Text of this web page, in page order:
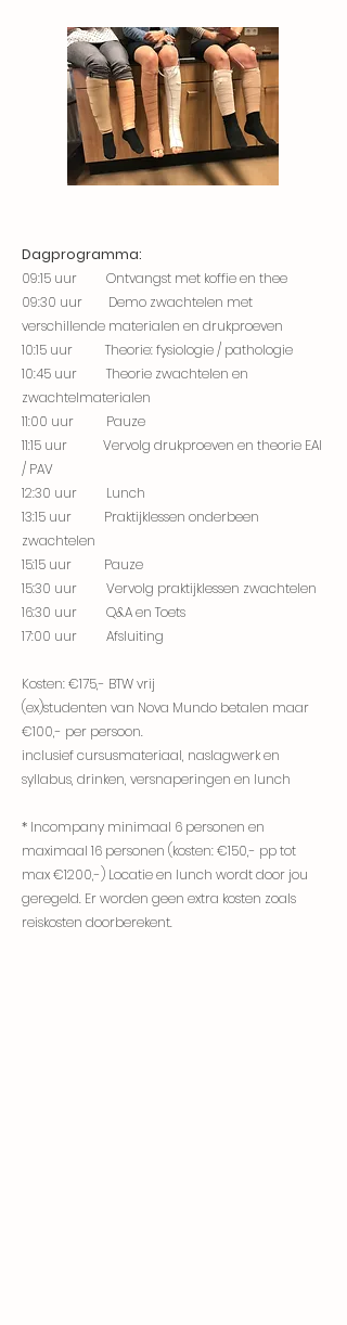
Dagprogramma:
09:15 uur Ontvangst met koffie en thee
09:30 uur Demo zwachtelen met
verschillende materialen en drukproeven
10:15 uur Theorie: fysiologie / pathologie
10:45 uur Theorie zwachtelen en
zwachtelmaterialen
11:00 uur Pauze
11:15 uur Vervolg drukproeven en theorie EAI
/ PAV
12:30 uur Lunch
13:15 uur Praktijklessen onderbeen
zwachtelen
15:15 uur Pauze
15:30 uur Vervolg praktijklessen zwachtelen
16:30 uur Q&A en Toets
17:00 uur Afsluiting
Kosten: €175,- BTW vrij
(ex)studenten van Nova Mundo betalen maar
€100,- per persoon.
inclusief cursusmateriaal, naslagwerk en
syllabus, drinken, versnaperingen en lunch
* Incompany minimaal 6 personen en
maximaal 16 personen (kosten: €150,- pp tot
max €1200,-) Locatie en lunch wordt door jou
geregeld. Er worden geen extra kosten zoals
reiskosten doorberekent.